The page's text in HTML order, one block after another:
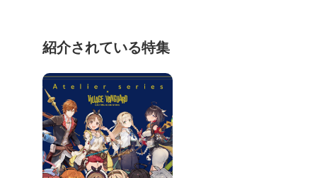
紹介されている特集